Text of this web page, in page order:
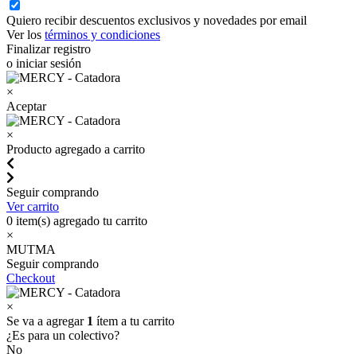
Quiero recibir descuentos exclusivos y novedades por email
Ver los términos y condiciones
Finalizar registro
o iniciar sesión
×
Aceptar
×
Producto agregado a carrito
Seguir comprando
Ver carrito
0 item(s) agregado tu carrito
×
MUTMA
Seguir comprando
Checkout
×
Se va a agregar 1 ítem a tu carrito
¿Es para un colectivo?
No